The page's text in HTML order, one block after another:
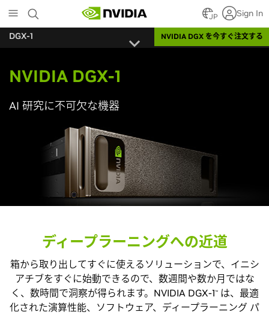
to
main
content
JP Sign In
DGX-1 NVIDIA DGX を今すぐ注文する
NVIDIA DGX-1
AI 研究に不可欠な機器
ディープラーニングへの近道
箱から取り出してすぐに使えるソリューションで、イニシ
アチブをすぐに始動できるので、数週間や数か月ではな
く、数時間で洞察が得られます。NVIDIA DGX-1™は、最適
化された演算性能、ソフトウェア、ディープラーニング パ